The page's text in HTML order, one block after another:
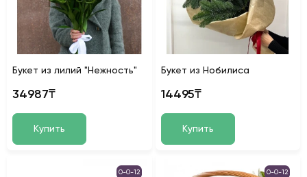
Букет из лилий "Нежность"
34987₸
Купить
Букет из Нобилиса
14495₸
Купить
0-0-12 0-0-12